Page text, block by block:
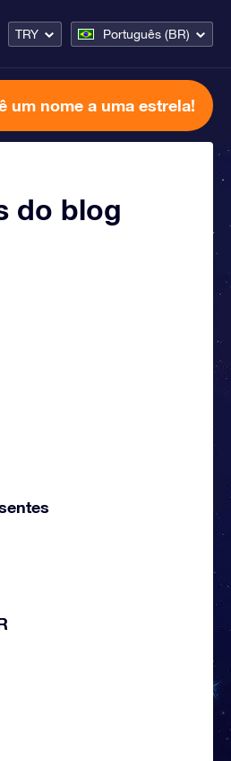
TRY Português (BR)
um nome a uma estrela!
do blog